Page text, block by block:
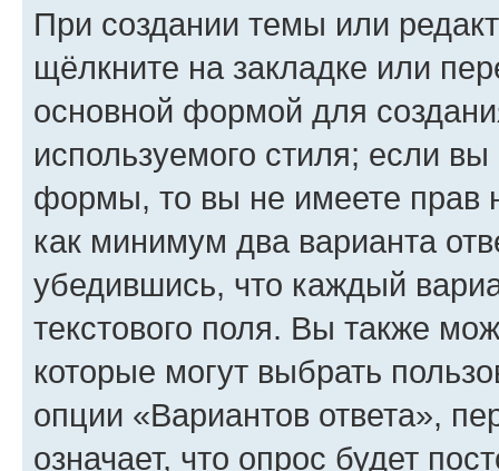
При создании темы или
щёлкните на закладке или
основной формой для
используемого стиля; если
формы, то вы не имеете прав
как минимум два варианта
убедившись, что каждый
текстового поля. Вы также
которые могут выбрать
опции «Вариантов ответа»,
означает, что опрос будет